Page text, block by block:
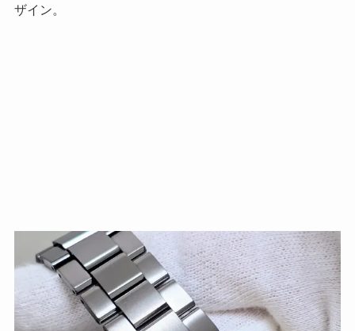
ザイン。